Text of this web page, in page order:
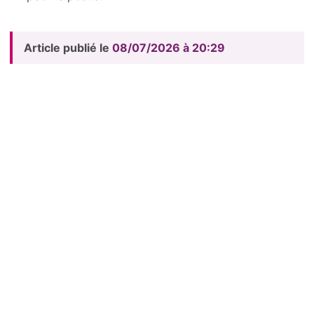
Article publié le 08/07/2026 à 20:29